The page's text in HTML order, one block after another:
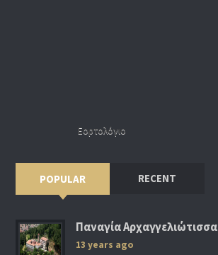
Εορτολόγιο
POPULAR RECENT
Παναγία Αρχαγγελιώτισσα
13 years ago